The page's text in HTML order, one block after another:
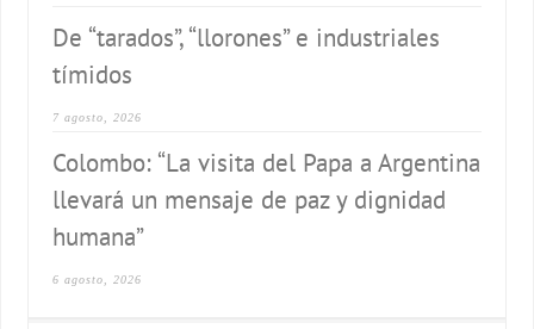
De “tarados”, “llorones” e industriales
tímidos
7 agosto, 2026
Colombo: “La visita del Papa a Argentina
llevará un mensaje de paz y dignidad
humana”
6 agosto, 2026